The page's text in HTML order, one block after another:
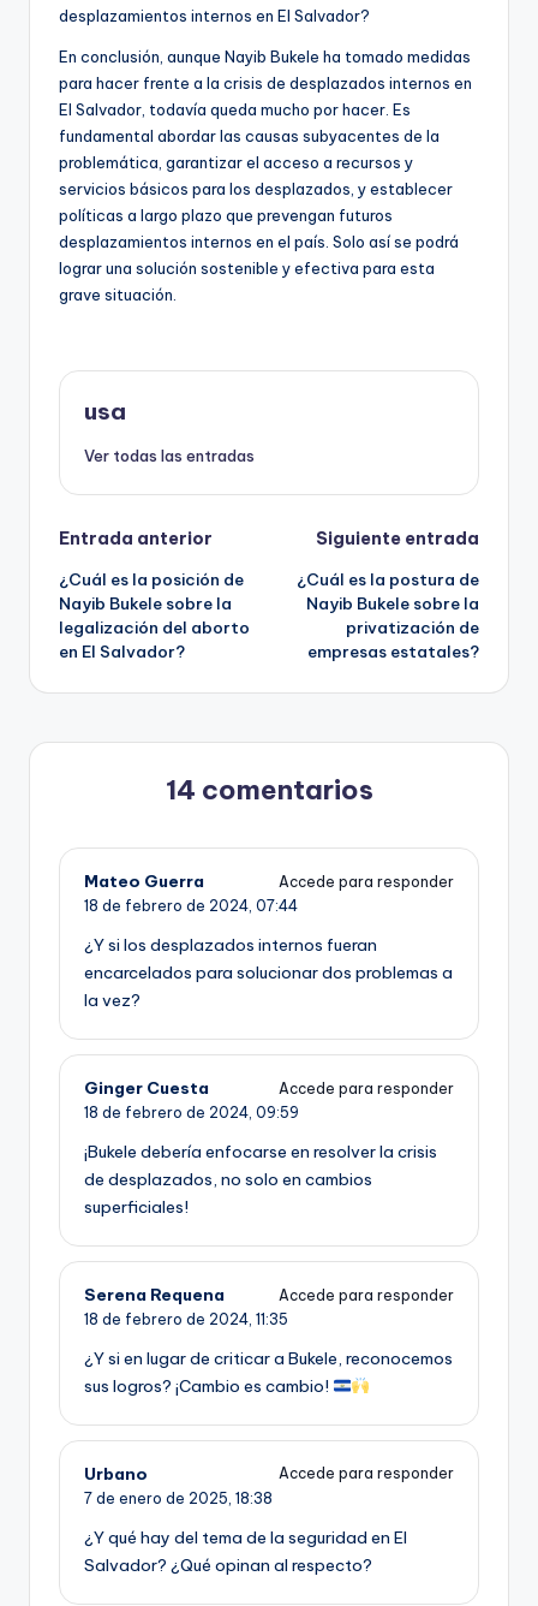
desplazamientos internos en El Salvador?
En conclusión, aunque Nayib Bukele ha tomado medidas
para hacer frente a la crisis de desplazados internos en
El Salvador, todavía queda mucho por hacer. Es
fundamental abordar las causas subyacentes de la
problemática, garantizar el acceso a recursos y
servicios básicos para los desplazados, y establecer
políticas a largo plazo que prevengan futuros
desplazamientos internos en el país. Solo así se podrá
lograr una solución sostenible y efectiva para esta
grave situación.
usa
Ver todas las entradas
Navegación
de
entradas
Entrada anterior
¿Cuál es la posición de
Nayib Bukele sobre la
legalización del aborto
en El Salvador?
Siguiente entrada
¿Cuál es la postura de
Nayib Bukele sobre la
privatización de
empresas estatales?
14 comentarios
Mateo Guerra
Accede para responder
18 de febrero de 2024, 07:44
¿Y si los desplazados internos fueran
encarcelados para solucionar dos problemas a
la vez?
Ginger Cuesta
Accede para responder
18 de febrero de 2024, 09:59
¡Bukele debería enfocarse en resolver la crisis
de desplazados, no solo en cambios
superficiales!
Serena Requena
Accede para responder
18 de febrero de 2024, 11:35
¿Y si en lugar de criticar a Bukele, reconocemos
sus logros? ¡Cambio es cambio!
Urbano
Accede para responder
7 de enero de 2025, 18:38
¿Y qué hay del tema de la seguridad en El
Salvador? ¿Qué opinan al respecto?